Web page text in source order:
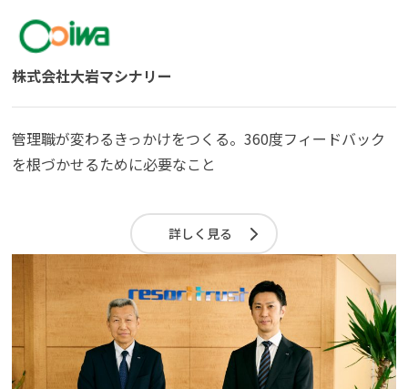
株式会社大岩マシナリー
管理職が変わるきっかけをつくる。360度フィードバック
を根づかせるために必要なこと
詳しく見る